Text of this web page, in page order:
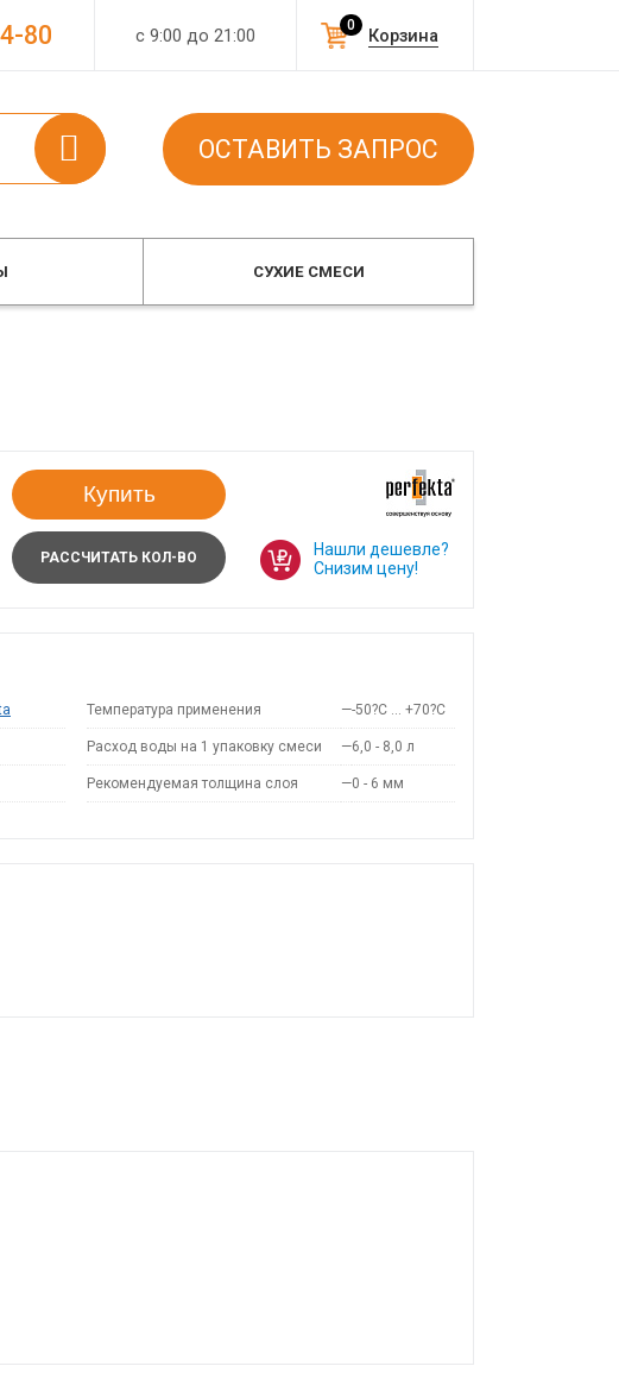
с 9:00 до 21:00 Корзина
0
80
ОСТАВИТЬ ЗАПРОС
СУХИЕ СМЕСИ
Купить
РАССЧИТАТЬ КОЛ-ВО
Нашли дешевле?
Снизим цену!
Температура применения —-50?С … +70?С
Расход воды на 1 упаковку смеси —6,0 - 8,0 л
Рекомендуемая толщина слоя —0 - 6 мм